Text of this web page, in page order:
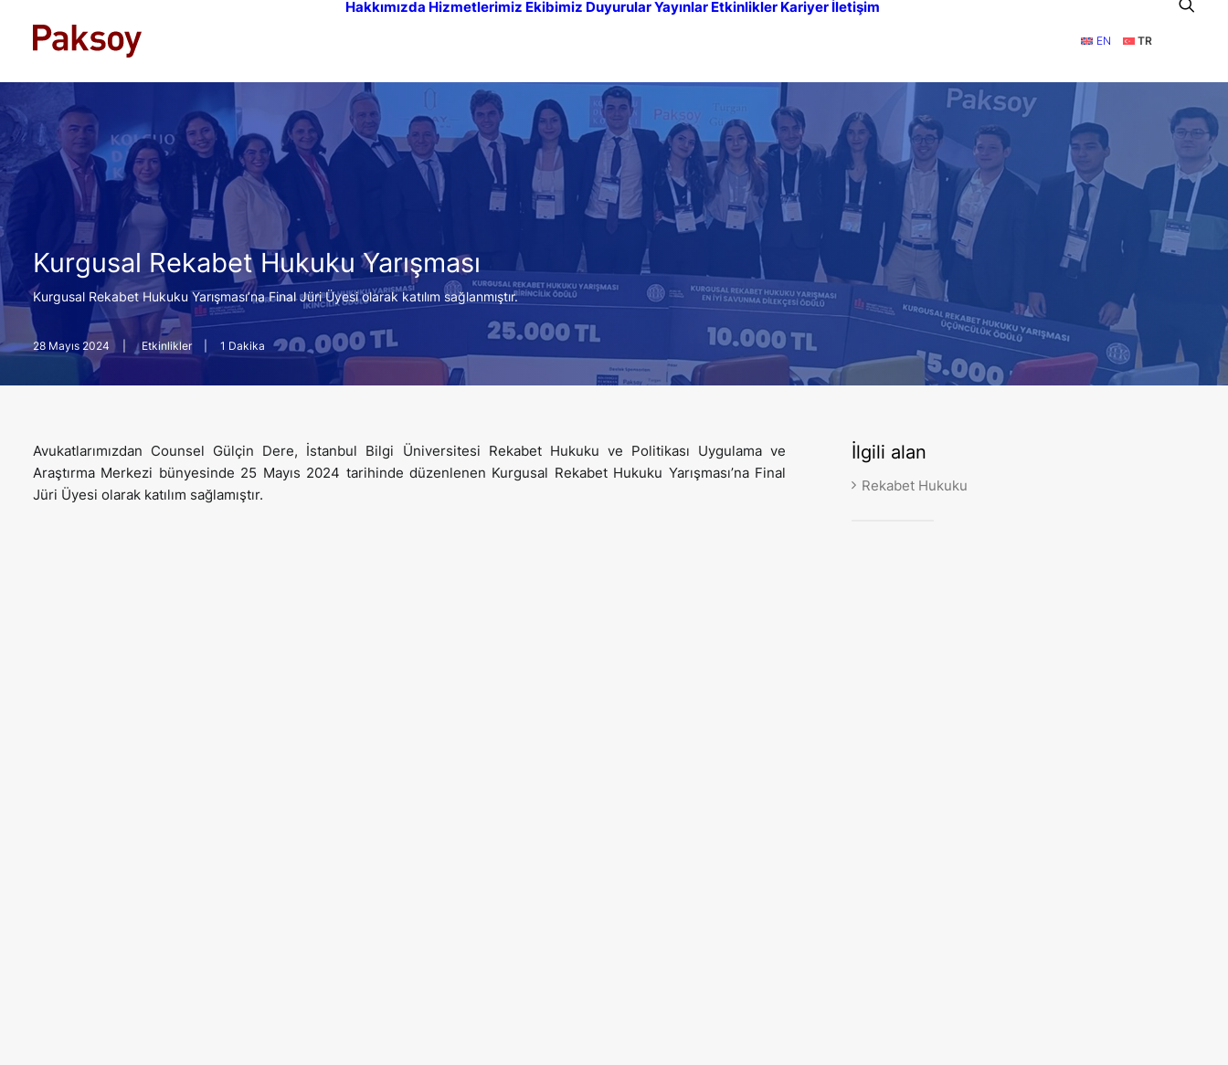
Hakkımızda Hizmetlerimiz Ekibimiz DuyurularYayınlar Etkinlikler Kariyer İletişim
EN TR
Kurgusal Rekabet Hukuku Yarışması
Kurgusal Rekabet Hukuku Yarışması’na Final Jüri Üyesi olarak katılım sağlanmıştır.
28 Mayıs 2024 Etkinlikler 1 Dakika
Avukatlarımızdan Counsel Gülçin Dere, İstanbul Bilgi Üniversitesi Rekabet Hukuku ve Politikası Uygulama ve
Araştırma Merkezi bünyesinde 25 Mayıs 2024 tarihinde düzenlenen Kurgusal Rekabet Hukuku Yarışması’na Final
Jüri Üyesi olarak katılım sağlamıştır.
İlgili alan
Rekabet Hukuku